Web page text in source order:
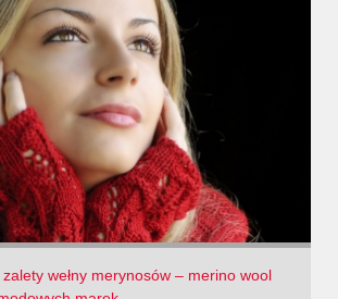
wełny merynosów – merino wool